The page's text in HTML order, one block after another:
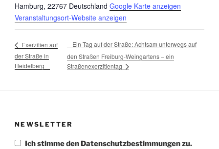
Hamburg, 22767 Deutschland Google Karte anzeigen
Veranstaltungsort-Website anzeigen
Exerzitien auf
der Straße in
Heidelberg
Ein Tag auf der Straße: Achtsam unterwegs auf
den Straßen Freiburg-Weingartens – ein
Straßenexerzitientag
NEWSLETTER
Ich stimme den Datenschutzbestimmungen zu.